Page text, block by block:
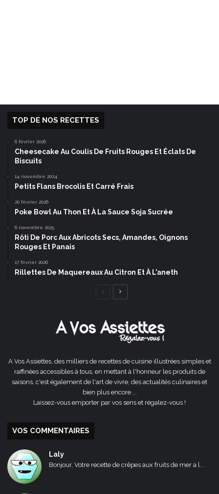
TOP DE NOS RECETTES
6 février 2026
Cheesecake Au Coulis De Fruits Rouges Et Éclats De
Biscuits
14 novembre 2024
Petits Flans Brocolis Et Carré Frais
20 février 2026
Poke Bowl Au Thon Et À La Sauce Soja Sucrée
6 novembre 2025
Rôti De Porc Aux Abricots Secs, Amandes, Oignons
Rouges Et Panais
17 février 2026
Rillettes De Maquereaux Au Citron Et À L’aneth
Page
A Vos Assiettes, des milliers de recettes de cuisine illustrées simples et
raffinées accessibles à tous, en mettant à l'honneur les produits de
saisons, c'est également de l'art de vivre, des actualités culinaires et
bien plus encore ...
Laissez-vous emporter par vos sens et régalez-vous !
VOS COMMENTAIRES
Laly
Bonjour, Votre recette de crêpes aux fruits de mer a l...